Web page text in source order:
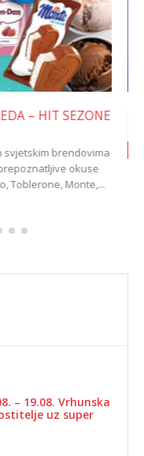
SEZONE?
sladoleda za sezonu!
svoje poslovanje ili
uz super